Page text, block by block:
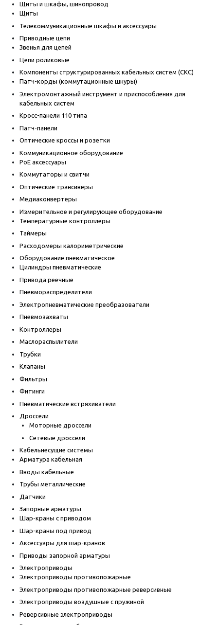
Щиты и шкафы, шинопровод
Щиты
Телекоммуникационные шкафы и аксессуары
Приводные цепи
Звенья для цепей
Цепи роликовые
Компоненты структурированных кабельных систем (СКС)
Патч-корды (коммутационные шнуры)
Электромонтажный инструмент и приспособления для
кабельных систем
Кросс-панели 110 типа
Патч-панели
Оптические кроссы и розетки
Коммуникационное оборудование
PoE аксессуары
Коммутаторы и свитчи
Оптические трансиверы
Медиаконвертеры
Измерительное и регулирующее оборудование
Температурные контроллеры
Таймеры
Расходомеры калориметрические
Оборудование пневматическое
Цилиндры пневматические
Привода реечные
Пневмораспределители
Электропневматические преобразователи
Пневмозахваты
Контроллеры
Маслораспылители
Трубки
Клапаны
Фильтры
Фитинги
Пневматические встряхиватели
Дроссели
Моторные дроссели
Сетевые дроссели
Кабельнесущие системы
Арматура кабельная
Вводы кабельные
Трубы металлические
Датчики
Запорные арматуры
Шар-краны с приводом
Шар-краны под привод
Аксессуары для шар-кранов
Приводы запорной арматуры
Электроприводы
Электроприводы противопожарные
Электроприводы противопожарные реверсивные
Электроприводы воздушные с пружиной
Реверсивные электроприводы